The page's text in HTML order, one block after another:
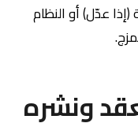
عدّل) أو النظام